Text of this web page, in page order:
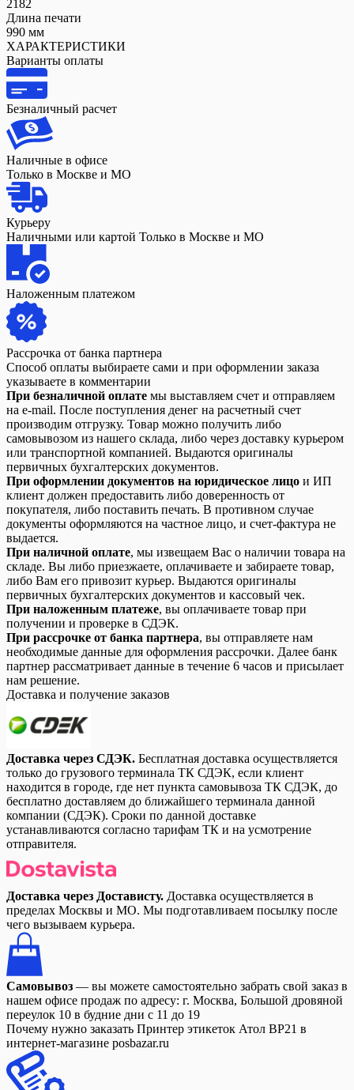
2182
Длина печати
990 мм
ХАРАКТЕРИСТИКИ
Варианты оплаты
Безналичный расчет
Наличные в офисе
Только в Москве и МО
Курьеру
Наличными или картой Только в Москве и МО
Наложенным платежом
Рассрочка от банка партнера
Способ оплаты выбираете сами и при оформлении заказа
указываете в комментарии
При безналичной оплате мы выставляем счет и отправляем
на e-mail. После поступления денег на расчетный счет
производим отгрузку. Товар можно получить либо
самовывозом из нашего склада, либо через доставку курьером
или транспортной компанией. Выдаются оригиналы
первичных бухгалтерских документов.
При оформлении документов на юридическое лицо и ИП
клиент должен предоставить либо доверенность от
покупателя, либо поставить печать. В противном случае
документы оформляются на частное лицо, и счет-фактура не
выдается.
При наличной оплате, мы извещаем Вас о наличии товара на
складе. Вы либо приезжаете, оплачиваете и забираете товар,
либо Вам его привозит курьер. Выдаются оригиналы
первичных бухгалтерских документов и кассовый чек.
При наложенным платеже, вы оплачиваете товар при
получении и проверке в СДЭК.
При рассрочке от банка партнера, вы отправляете нам
необходимые данные для оформления рассрочки. Далее банк
партнер рассматривает данные в течение 6 часов и присылает
нам решение.
Доставка и получение заказов
Доставка через СДЭК. Бесплатная доставка осуществляется
только до грузового терминала ТК СДЭК, если клиент
находится в городе, где нет пункта самовывоза ТК СДЭК, до
бесплатно доставляем до ближайшего терминала данной
компании (СДЭК). Сроки по данной доставке
устанавливаются согласно тарифам ТК и на усмотрение
отправителя.
Доставка через Достависту. Доставка осуществляется в
пределах Москвы и МО. Мы подготавливаем посылку после
чего вызываем курьера.
Самовывоз — вы можете самостоятельно забрать свой заказ в
нашем офисе продаж по адресу: г. Москва, Большой дровяной
переулок 10 в будние дни с 11 до 19
Почему нужно заказать Принтер этикеток Атол BP21 в
интернет-магазине posbazar.ru